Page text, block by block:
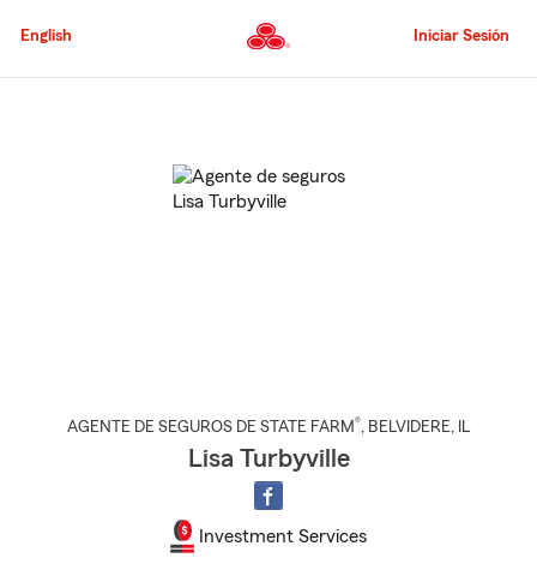
al
principal
English Iniciar Sesión
AGENTE DE SEGUROS DE STATE FARM®, BELVIDERE, IL
Lisa Turbyville
Investment Services